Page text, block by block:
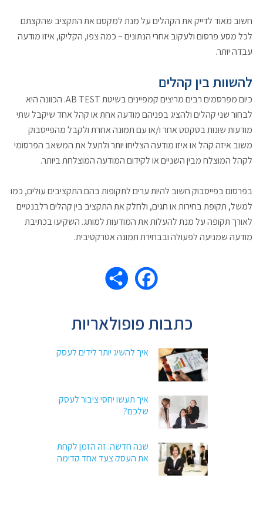
חשוב מאוד לדייק את הקהלים על מנת למקסם את התקציב שהקצתם
לכל מסע פרסום ולעקוב אחרי הנתונים – כמה צפו, הקליקו, איזו מודעה
עבדה יותר.
להשוות בין קהלים
כיום מפרסמים רבים מריצים קמפיינים בשיטת AB TEST. הכוונה היא
לבחור שני קהלים ולהציג בפניהם מודעה אחת או קהל אחד שיקבל שתי
מודעות שונות בטקסט אחר ו/או עם תמונה אחרת ולקבל מהפייסבוק
משוב איזה קהל או איזו מודעה הצליחו יותר ולתעל את המשאב הפרסומי
לקהל המוצלח מבין השניים או לקידום המודעה המוצלחת ביותר.
בפרסום בפייסבוק חשוב להיות ערים לתקופות בהם התקציבים עולים, כמו
למשל, תקופת בחירות או חגים, ולחלק את התקציב בין קהלים רלבנטיים
לאורך תקופה על מנת להעלות את המודעות למותג. השקיעו בכתיבת
מודעה שמניעה לפעולה ובבחירת תמונה אטרקטיבית.
כתבות פופולאריות
איך להשיג יותר לידים לעסק
איך תעשו יחסי ציבור לעסק
שלכם?
שנה חדשה: זה הזמן לקחת
את העסק צעד אחד קדימה